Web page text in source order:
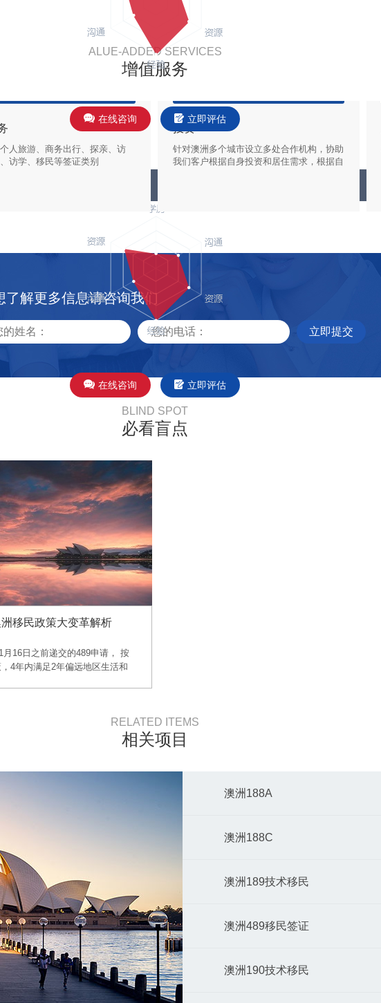
在线咨询 立即评估
在线咨询 立即评估
ALUE-ADDED SERVICES
增值服务
人旅游、商务出行、探亲、访
访学、移民等签证类别
针对澳洲多个城市设立多处合作机构，协助
我们客户根据自身投资和居住需求，根据自
了解更多信息请咨询我们
BLIND SPOT
必看盲点
移民政策大变革解析
月16日之前递交的489申请， 按
4年内满足2年偏远地区生活和
统适用于所有189/190/491申请
未在2019年11月16日之前获得
RELATED ITEMS
相关项目
澳洲188A
澳洲188C
澳洲189技术移民
澳洲489移民签证
澳洲190技术移民